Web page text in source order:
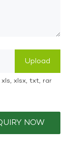
xlsx, txt, rar
NOW